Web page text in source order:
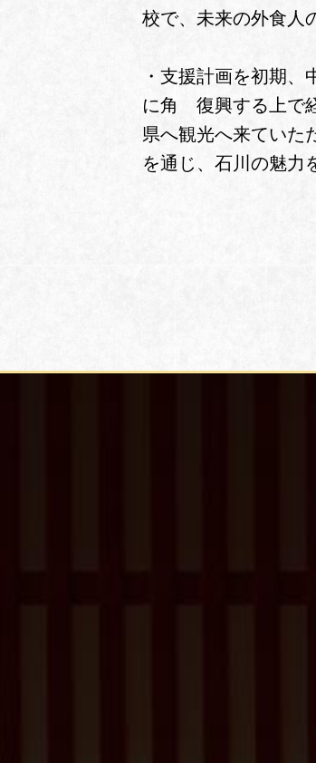
校で、未来の外食人
・支援計画を初期
に角 復興する上で
県へ観光へ来ていた
を通じ、石川の魅力